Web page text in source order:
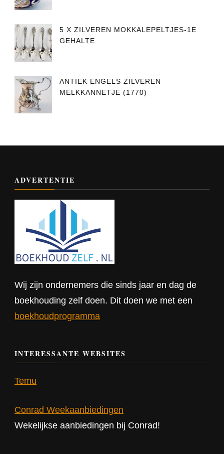
5 X ZILVEREN MOKKALEPELTJES-1E
GEHALTE
ANTIEK ENGELS ZILVEREN
MELKKANNETJE (1770)
ADVERTENTIE
Wij zijn ondernemers die sinds jaar en dag de
boekhouding zelf doen. Dit doen we met een
boekhoudprogramma
INTERESSANTE WEBSITES
Temu
Conrad Weekaanbiedingen
Wekelijkse aanbiedingen bij Conrad!